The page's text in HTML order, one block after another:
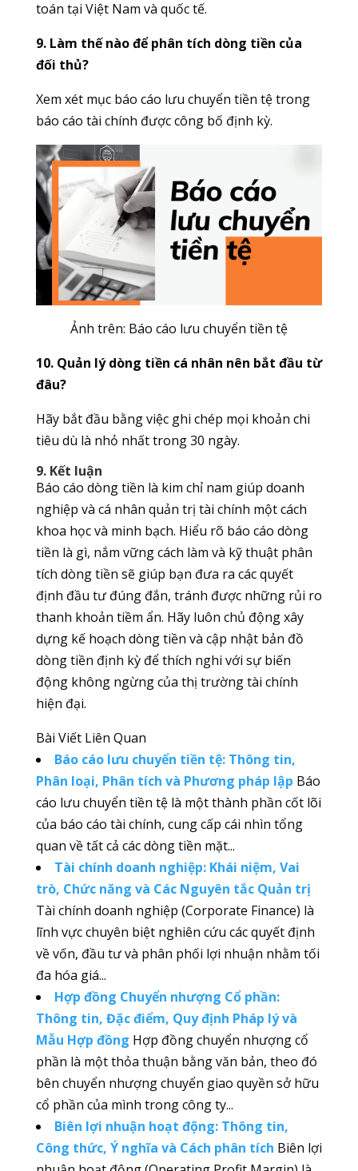
toán tại Việt Nam và quốc tế.
9. Làm thế nào để phân tích dòng tiền của
đối thủ?
Xem xét mục báo cáo lưu chuyển tiền tệ trong
báo cáo tài chính được công bố định kỳ.
Ảnh trên: Báo cáo lưu chuyển tiền tệ
10. Quản lý dòng tiền cá nhân nên bắt đầu từ
đâu?
Hãy bắt đầu bằng việc ghi chép mọi khoản chi
tiêu dù là nhỏ nhất trong 30 ngày.
9. Kết luận
Báo cáo dòng tiền là kim chỉ nam giúp doanh
nghiệp và cá nhân quản trị tài chính một cách
khoa học và minh bạch. Hiểu rõ báo cáo dòng
tiền là gì, nắm vững cách làm và kỹ thuật phân
tích dòng tiền sẽ giúp bạn đưa ra các quyết
định đầu tư đúng đắn, tránh được những rủi ro
thanh khoản tiềm ẩn. Hãy luôn chủ động xây
dựng kế hoạch dòng tiền và cập nhật bản đồ
dòng tiền định kỳ để thích nghi với sự biến
động không ngừng của thị trường tài chính
hiện đại.
Bài Viết Liên Quan
Báo cáo lưu chuyển tiền tệ: Thông tin,
Phân loại, Phân tích và Phương pháp lập Báo
cáo lưu chuyển tiền tệ là một thành phần cốt lõi
của báo cáo tài chính, cung cấp cái nhìn tổng
quan về tất cả các dòng tiền mặt...
Tài chính doanh nghiệp: Khái niệm, Vai
trò, Chức năng và Các Nguyên tắc Quản trị
Tài chính doanh nghiệp (Corporate Finance) là
lĩnh vực chuyên biệt nghiên cứu các quyết định
về vốn, đầu tư và phân phối lợi nhuận nhằm tối
đa hóa giá...
Hợp đồng Chuyển nhượng Cổ phần:
Thông tin, Đặc điểm, Quy định Pháp lý và
Mẫu Hợp đồng Hợp đồng chuyển nhượng cổ
phần là một thỏa thuận bằng văn bản, theo đó
bên chuyển nhượng chuyển giao quyền sở hữu
cổ phần của mình trong công ty...
Biên lợi nhuận hoạt động: Thông tin,
Công thức, Ý nghĩa và Cách phân tích Biên lợi